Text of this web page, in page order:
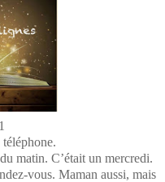
matin. C’était un mercredi.
vous. Maman aussi, mais